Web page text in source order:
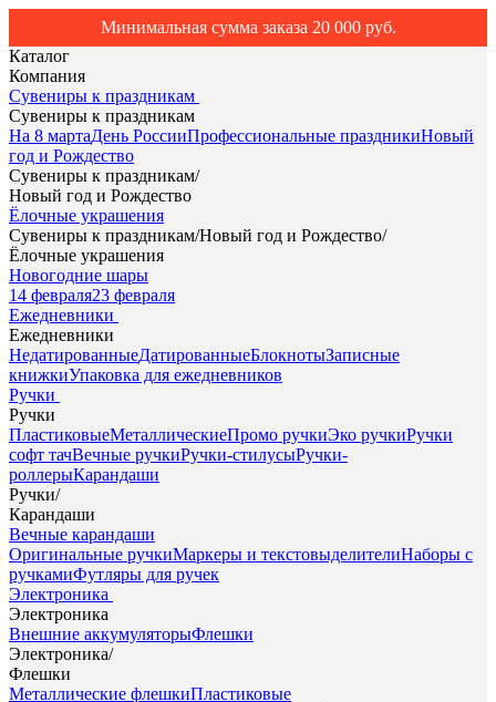
Минимальная сумма заказа 20 000 руб.
Каталог
Компания
Сувениры к праздникам
Сувениры к праздникам
На 8 мартаДень РоссииПрофессиональные праздникиНовый
год и Рождество
Сувениры к праздникам/
Новый год и Рождество
Ёлочные украшения
Сувениры к праздникам/Новый год и Рождество/
Ёлочные украшения
Новогодние шары
14 февраля23 февраля
Ежедневники
Ежедневники
НедатированныеДатированныеБлокнотыЗаписные
книжкиУпаковка для ежедневников
Ручки
Ручки
ПластиковыеМеталлическиеПромо ручкиЭко ручкиРучки
софт тачВечные ручкиРучки-стилусыРучки-
роллерыКарандаши
Ручки/
Карандаши
Вечные карандаши
Оригинальные ручкиМаркеры и текстовыделителиНаборы с
ручкамиФутляры для ручек
Электроника
Электроника
Внешние аккумуляторыФлешки
Электроника/
Флешки
Металлические флешкиПластиковые